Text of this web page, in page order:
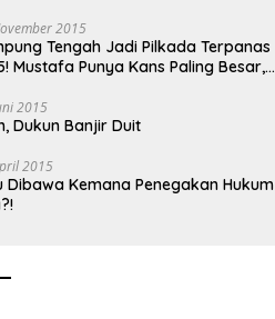
2015
Tengah Jadi Pilkada Terpanas
Mustafa Punya Kans Paling Besar,
2015
Dukun Banjir Duit
2015
Dibawa Kemana Penegakan Hukum